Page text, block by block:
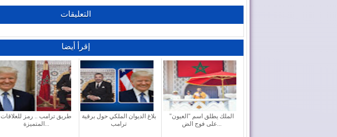
التعليقات
إقرأ أيضا
طريق ترامب .. رمز للعلاقات
المتميزة...
بلاغ الديوان الملكي حول برقية
ترامب
الملك يطلق اسم "العيون"